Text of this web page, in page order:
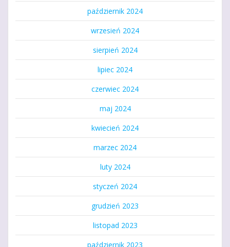
październik 2024
wrzesień 2024
sierpień 2024
lipiec 2024
czerwiec 2024
maj 2024
kwiecień 2024
marzec 2024
luty 2024
styczeń 2024
grudzień 2023
listopad 2023
październik 2023